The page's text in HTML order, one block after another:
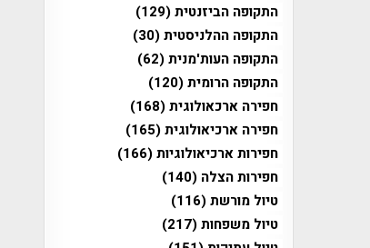
התקופה הביזנטית(129)
התקופה ההלניסטית(30)
התקופה העות'מנית(62)
התקופה הרומית(120)
חפירה ארכאולוגית(168)
חפירה ארכיאולוגית(165)
חפירות ארכיאולוגיות(166)
חפירות הצלה (140)
טיול מורשת(116)
טיול משפחות(217)